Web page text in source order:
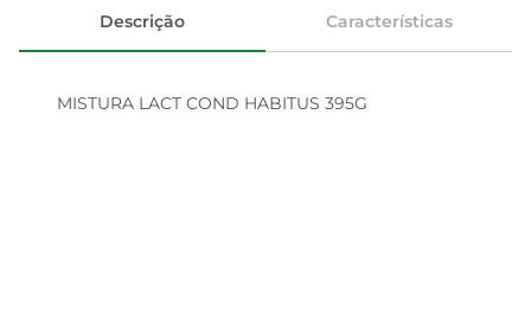
Descrição Características
MISTURA LACT COND HABITUS 395G